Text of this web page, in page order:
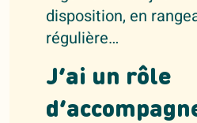
disposition, en
régulière…
J’ai un rôle